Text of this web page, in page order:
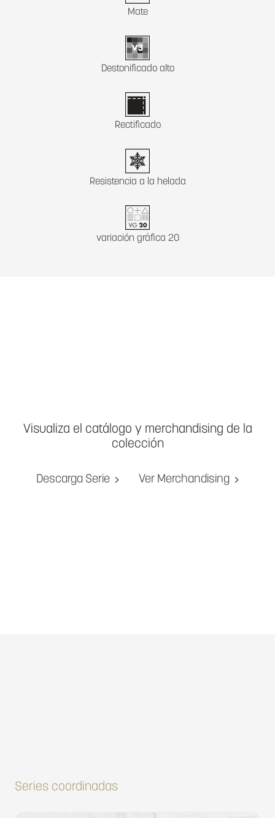
Mate
Destonificado alto
Rectificado
Resistencia a la helada
variación gráfica 20
Visualiza el catálogo y merchandising de la
colección
Descarga Serie Ver Merchandising
Series coordinadas